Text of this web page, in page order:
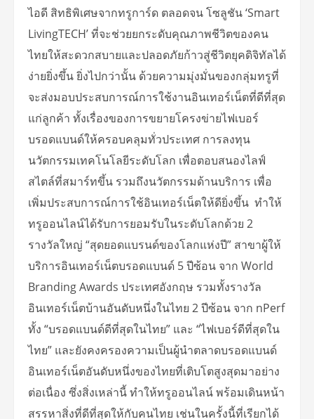
ไอดี สิทธิพิเศษจากทรูการ์ด ตลอดจน โซลูชัน ‘Smart
LivingTECH’ ที่จะช่วยยกระดับคุณภาพชีวิตของคน
ไทยให้สะดวกสบายและปลอดภัยก้าวสู่ชีวิตยุคดิจิทัลได้
ง่ายยิ่งขึ้น ยิ่งไปกว่านั้น ด้วยความมุ่งมั่นของกลุ่มทรูที่
จะส่งมอบประสบการณ์การใช้งานอินเทอร์เน็ตที่ดีที่สุด
แก่ลูกค้า ทั้งเรื่องของการขยายโครงข่ายไฟเบอร์
บรอดแบนด์ให้ครอบคลุมทั่วประเทศ การลงทุน
นวัตกรรมเทคโนโลยีระดับโลก เพื่อตอบสนองไลฟ์
สไตล์ที่สมาร์ทขึ้น รวมถึงนวัตกรรมด้านบริการ เพื่อ
เพิ่มประสบการณ์การใช้อินเทอร์เน็ตให้ดียิ่งขึ้น ทำให้
ทรูออนไลน์ได้รับการยอมรับในระดับโลกด้วย 2
รางวัลใหญ่ “สุดยอดแบรนด์ของโลกแห่งปี” สาขาผู้ให้
บริการอินเทอร์เน็ตบรอดแบนด์ 5 ปีซ้อน จาก World
Branding Awards ประเทศอังกฤษ รวมทั้งรางวัล
อินเทอร์เน็ตบ้านอันดับหนึ่งในไทย 2 ปีซ้อน จาก nPerf
ทั้ง “บรอดแบนด์ดีที่สุดในไทย” และ “ไฟเบอร์ดีที่สุดใน
ไทย” และยังคงครองความเป็นผู้นำตลาดบรอดแบนด์
อินเทอร์เน็ตอันดับหนึ่งของไทยที่เติบโตสูงสุดมาอย่าง
ต่อเนื่อง ซึ่งสิ่งเหล่านี้ ทำให้ทรูออนไลน์ พร้อมเดินหน้า
สรรหาสิ่งที่ดีที่สุดให้กับคนไทย เช่นในครั้งนี้ที่เรียกได้